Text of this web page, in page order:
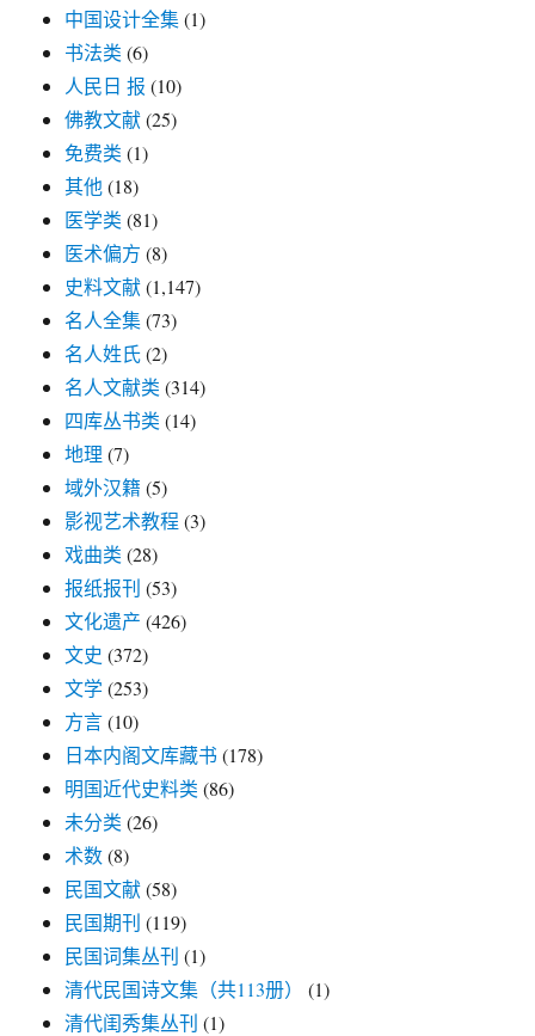
中国设计全集(1)
书法类 (6)
人民日 报 (10)
佛教文献(25)
免费类 (1)
其他(18)
医学类 (81)
医术偏方 (8)
史料文献(1,147)
名人全集(73)
名人姓氏(2)
名人文献类 (314)
四库丛书类 (14)
地理 (7)
域外汉籍 (5)
影视艺术教程 (3)
戏曲类 (28)
报纸报刊 (53)
文化遗产 (426)
文史 (372)
文学(253)
方言(10)
日本内阁文库藏书 (178)
明国近代史料类 (86)
未分类 (26)
术数(8)
民国文献(58)
民国期刊 (119)
民国词集丛刊 (1)
清代民国诗文集（共113册）
(1)
清代闺秀集丛刊 (1)